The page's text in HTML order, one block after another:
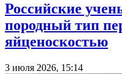
Российские
породный тип
яйценоскостью
3 июля 2026, 15:14